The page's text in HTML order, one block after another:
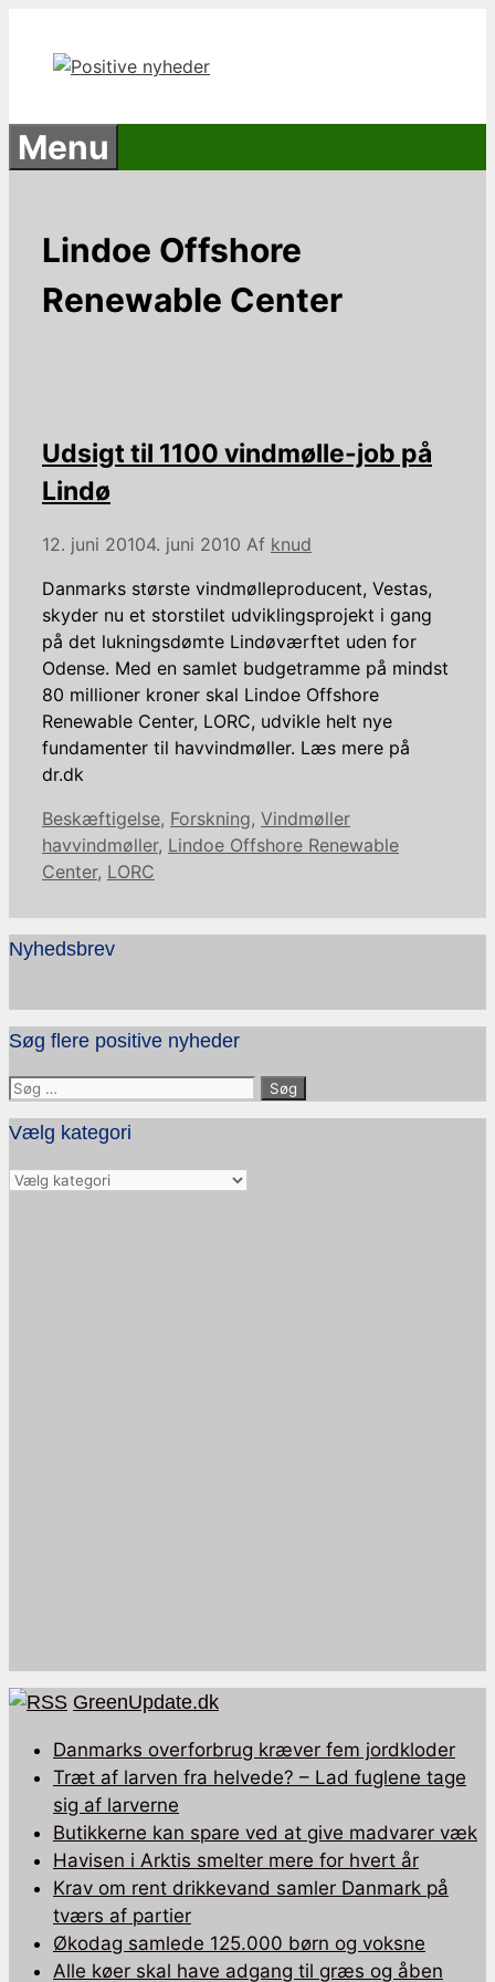
indhold
Menu
Lindoe Offshore
Renewable Center
Udsigt til 1100 vindmølle-job på
Lindø
12. juni 20104. juni 2010 Af knud
Danmarks største vindmølleproducent, Vestas,
skyder nu et storstilet udviklingsprojekt i gang
på det lukningsdømte Lindøværftet uden for
Odense. Med en samlet budgetramme på mindst
80 millioner kroner skal Lindoe Offshore
Renewable Center, LORC, udvikle helt nye
fundamenter til havvindmøller. Læs mere på
dr.dk
Kategorier
Beskæftigelse, Forskning, VindmøllerTags
havvindmøller, Lindoe Offshore Renewable
Center, LORC
Nyhedsbrev
Søg flere positive nyheder
Søg
efter:
Vælg kategori
Vælg
GreenUpdate.dk
Danmarks overforbrug kræver fem jordkloder
Træt af larven fra helvede? – Lad fuglene tage
sig af larverne
Butikkerne kan spare ved at give madvarer væk
Havisen i Arktis smelter mere for hvert år
Krav om rent drikkevand samler Danmark på
tværs af partier
Økodag samlede 125.000 børn og voksne
Alle køer skal have adgang til græs og åben